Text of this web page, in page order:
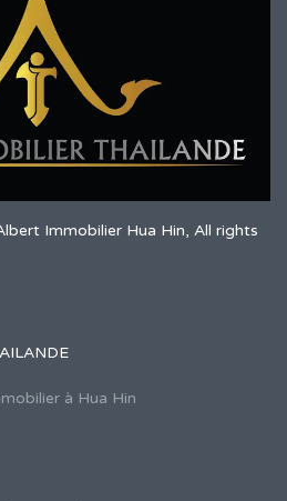
Immobilier Hua Hin, All rights
à Hua Hin